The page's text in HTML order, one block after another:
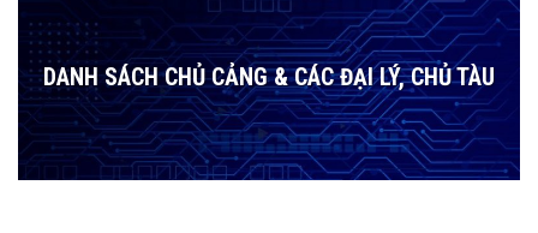
DANH SÁCH CHỦ CẢNG & CÁC ĐẠI LÝ, CHỦ TÀU